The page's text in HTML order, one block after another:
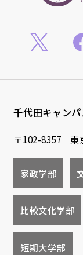
千代田キャンパ
〒102-8357 東
家政学部
比較文化学部
短期大学部